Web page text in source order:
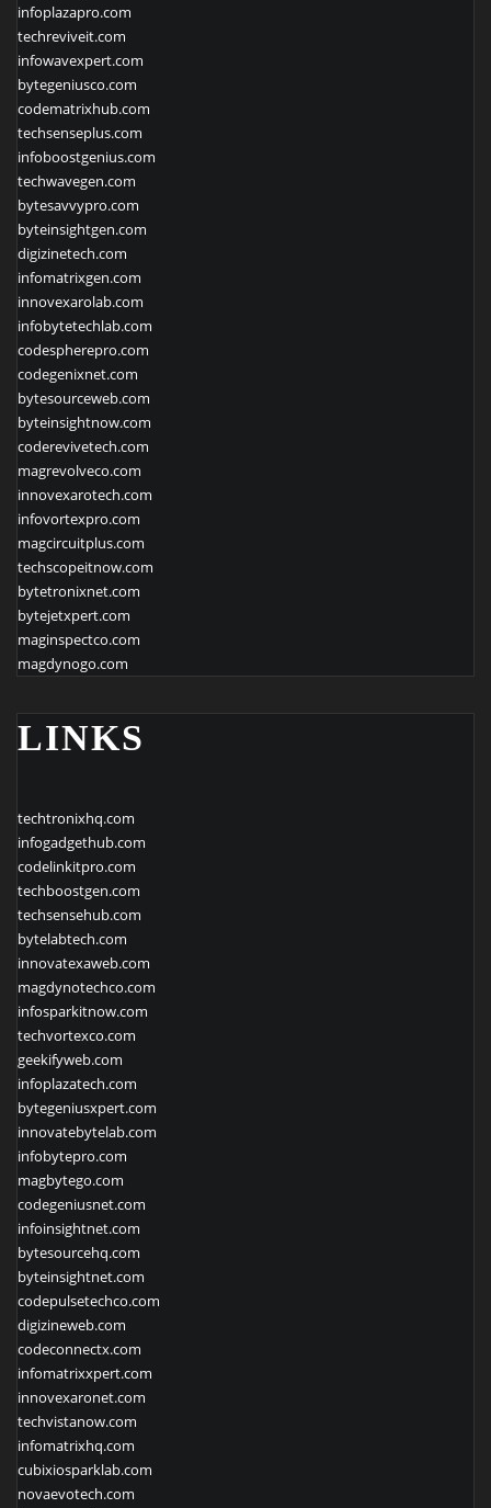
infoplazapro.com
techreviveit.com
infowavexpert.com
bytegeniusco.com
codematrixhub.com
techsenseplus.com
infoboostgenius.com
techwavegen.com
bytesavvypro.com
byteinsightgen.com
digizinetech.com
infomatrixgen.com
innovexarolab.com
infobytetechlab.com
codespherepro.com
codegenixnet.com
bytesourceweb.com
byteinsightnow.com
coderevivetech.com
magrevolveco.com
innovexarotech.com
infovortexpro.com
magcircuitplus.com
techscopeitnow.com
bytetronixnet.com
bytejetxpert.com
maginspectco.com
magdynogo.com
LINKS
techtronixhq.com
infogadgethub.com
codelinkitpro.com
techboostgen.com
techsensehub.com
bytelabtech.com
innovatexaweb.com
magdynotechco.com
infosparkitnow.com
techvortexco.com
geekifyweb.com
infoplazatech.com
bytegeniusxpert.com
innovatebytelab.com
infobytepro.com
magbytego.com
codegeniusnet.com
infoinsightnet.com
bytesourcehq.com
byteinsightnet.com
codepulsetechco.com
digizineweb.com
codeconnectx.com
infomatrixxpert.com
innovexaronet.com
techvistanow.com
infomatrixhq.com
cubixiosparklab.com
novaevotech.com